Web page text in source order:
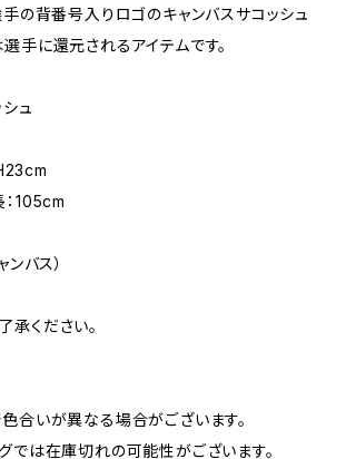
の背番号入りロゴのキャンバスサコッシュ
手に還元されるアイテムです。
ュ
：105cm
バス）
ください。
合いが異なる場合がございます。
では在庫切れの可能性がございます。